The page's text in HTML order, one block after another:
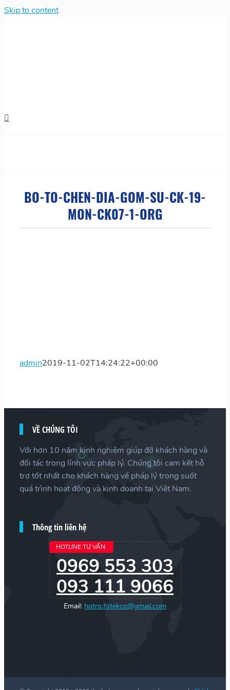
Skip to content
BO-TO-CHEN-DIA-GOM-SU-CK-19-
MON-CK07-1-ORG
admin2019-11-02T14:24:22+00:00
VỀ CHÚNG TÔI
Với hơn 10 năm kinh nghiệm giúp đỡ khách hàng và
đối tác trong lĩnh vực pháp lý. Chúng tôi cam kết hỗ
trợ tốt nhất cho khách hàng về pháp lý trong suốt
quá trình hoạt động và kinh doanh tại Việt Nam.
Thông tin liên hệ
HOTLINE TƯ VẤN:
0969 553 303
093 111 9066
Email: hotro.fotekco@gmail.com